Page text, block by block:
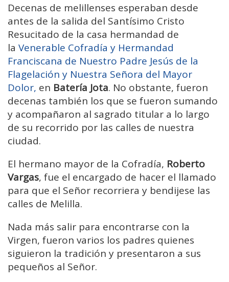
Decenas de melillenses esperaban desde
antes de la salida del Santísimo Cristo
Resucitado de la casa hermandad de
la Venerable Cofradía y Hermandad
Franciscana de Nuestro Padre Jesús de la
Flagelación y Nuestra Señora del Mayor
Dolor, en Batería Jota. No obstante, fueron
decenas también los que se fueron sumando
y acompañaron al sagrado titular a lo largo
de su recorrido por las calles de nuestra
ciudad.
El hermano mayor de la Cofradía, Roberto
Vargas, fue el encargado de hacer el llamado
para que el Señor recorriera y bendijese las
calles de Melilla.
Nada más salir para encontrarse con la
Virgen, fueron varios los padres quienes
siguieron la tradición y presentaron a sus
pequeños al Señor.